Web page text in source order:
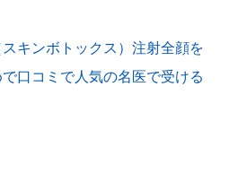
キンボトックス）注射全顔を
口コミで人気の名医で受ける